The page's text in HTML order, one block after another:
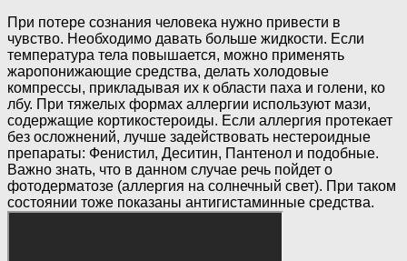
При потере сознания человека нужно привести в
чувство. Необходимо давать больше жидкости. Если
температура тела повышается, можно применять
жаропонижающие средства, делать холодовые
компрессы, прикладывая их к области паха и голени, ко
лбу. При тяжелых формах аллергии используют мази,
содержащие кортикостероиды. Если аллергия протекает
без осложнений, лучше задействовать нестероидные
препараты: Фенистил, Деситин, Пантенол и подобные.
Важно знать, что в данном случае речь пойдет о
фотодерматозе (аллергия на солнечный свет). При таком
состоянии тоже показаны антигистаминные средства.